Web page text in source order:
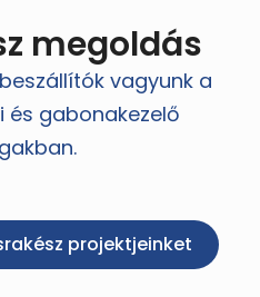
megoldás
vagyunk a
gabonakezelő
projektjeinket